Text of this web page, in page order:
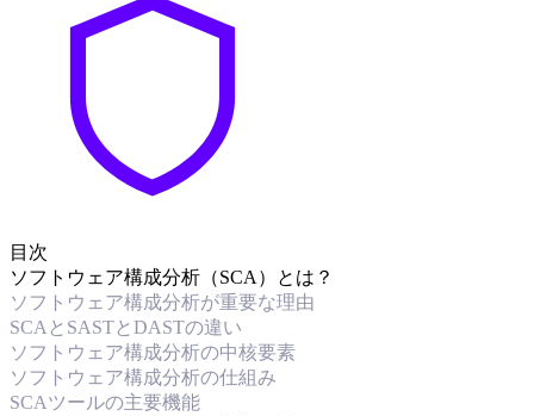
目次
ソフトウェア構成分析（SCA）とは？
ソフトウェア構成分析が重要な理由
SCAとSASTとDASTの違い
ソフトウェア構成分析の中核要素
ソフトウェア構成分析の仕組み
SCAツールの主要機能